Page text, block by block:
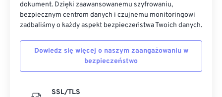
dokument. Dzięki zaawansowanemu szyfrowaniu,
bezpiecznym centrom danych i czujnemu monitoringowi
zadbaliśmy o każdy aspekt bezpieczeństwa Twoich danych.
Dowiedz się więcej o naszym zaangażowaniu w
bezpieczeństwo
SSL/TLS